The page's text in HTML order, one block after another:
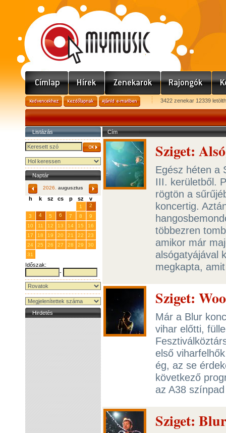
3422 zenekar 12339
Listázás
Naptár
2026. augusztus
h k sz cs p sz v
1
2
3
4 5 6 7 8
9
10
11 12 13 14 15
16
17
18 19 20 21 22
23
24
25 26 27 28 29
30
31
Időszak:
-
Hirdetés
Cím
Sziget:
Egész héten a
III. kerületből.
rögtön a
koncertig.
többezren
amikor már
alsógatyájával
megkapta,
Sziget:
Már a Blur
vihar előtti,
első
ég, az se
következő
az A38
Sziget: